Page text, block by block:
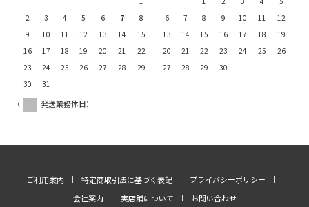
2
3 4 5 6 7
8
9
10 11 12 13 14
15
16
17 18 19 20 21
22
23
24 25 26 27 28
29
30
31
6
7 8 9 10 11
12
13
14 15 16 17 18
19
20
21 22 23 24 25
26
27
28 29 30
( 発送業務休日)
ご利用案内 特定商取引法に基づく表記 プライバシーポリシー
会社案内 実店舗について お問い合わせ